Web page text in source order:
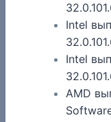
Intel
Intel
AMD